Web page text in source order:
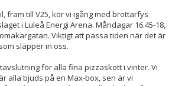
fram till V25, kör vi igång med brottarfys
i Luleå Energi Arena. Måndagar 16.45-18,
Viktigt att passa tiden när det är
släpper in oss.
för alla fina pizzaskott i vinter. Vi
alla bjuds på en Max-box, sen är vi